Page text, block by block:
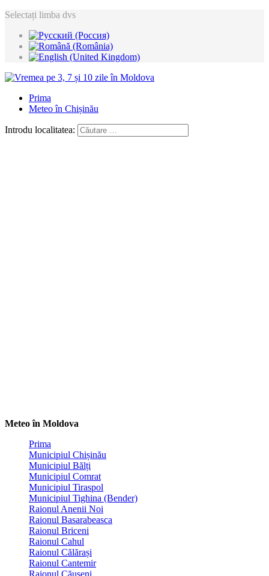
Selectați limba dvs
Prima
Meteo în Chișinău
Introdu localitatea:
Meteo în Moldova
Prima
Municipiul Chișinău
Municipiul Bălți
Municipiul Comrat
Municipiul Tiraspol
Municipiul Tighina (Bender)
Raionul Anenii Noi
Raionul Basarabeasca
Raionul Briceni
Raionul Cahul
Raionul Călărași
Raionul Cantemir
Raionul Căușeni